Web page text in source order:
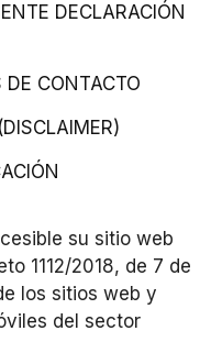
DECLARACIÓN
DE CONTACTO
su sitio web
1112/2018, de 7 de
los sitios web y
del sector